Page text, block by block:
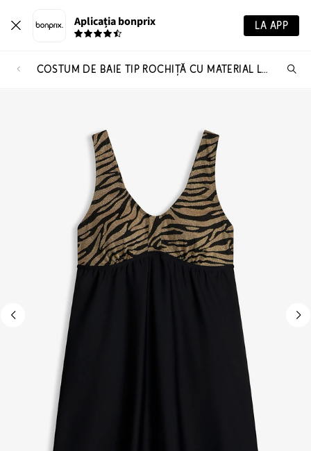
Aplicația bonprix LA APP
COSTUM DE BAIE TIP ROCHIȚĂ CU MATERIAL LUCIOS